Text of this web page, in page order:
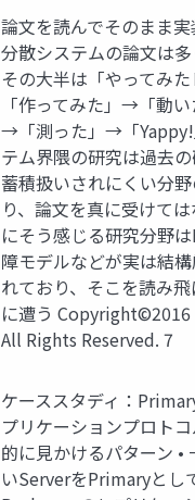
論文を読んでそのまま実
分散システムの論文は
その大半は「やってみた
「作ってみた」→「動い
→「測った」→「Yappy!
テム界隈の研究は過去
蓄積扱いされにくい分
り、論文を真に受けて
にそう感じる研究分野
障モデルなどが実は結
れており、そこを読み
に遭う
All Rights Reserved. 7
ケーススタディ：
プリケーションプロト
的に見かけるパターン •
いServerをPrimaryとし